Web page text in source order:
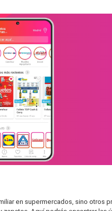
en supermercados, sino otros